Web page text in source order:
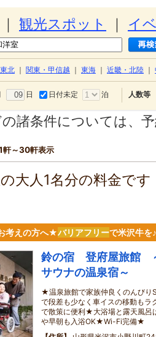
観光スポット イ
東北 関東・甲信越 東海 近畿・北陸
日 日付未定 泊 人数等
諸条件については、
軒～30軒表示
大人1名分の料金で
考えの方へ★バリアフリーで米沢牛を♪
鈴の宿 登府屋旅館
サウナの温泉宿～
★温泉旅館で家族仲良くのんびり
で段差も少なく車イスの移動もラ
で散策に便利★大浴場と露天風呂
や早朝も入浴OK★Wi-Fi完備★